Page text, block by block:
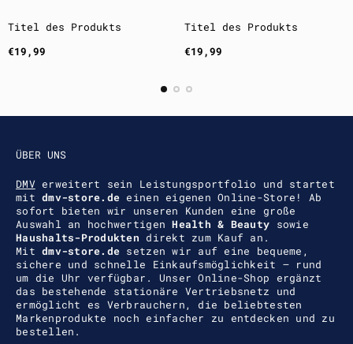
Titel des Produkts
Regulärer
€19,99
Titel des Produkts
Regulärer
€19,99
ÜBER UNS
DMV erweitert sein Leistungsportfolio und startet
mitdmv-store.de einen eigenen Online-Store! Ab
sofort bieten wir unseren Kunden eine große
Auswahl an hochwertigenHealth & Beauty sowie
Haushalts-Produkten direkt zum Kauf an.
Mitdmv-store.de setzen wir auf eine bequeme,
sichere und schnelle Einkaufsmöglichkeit – rund
um die Uhr verfügbar. Unser Online-Shop ergänzt
das bestehende stationäre Vertriebsnetz und
ermöglicht es Verbrauchern, die beliebtesten
Markenprodukte noch einfacher zu entdecken und zu
bestellen.